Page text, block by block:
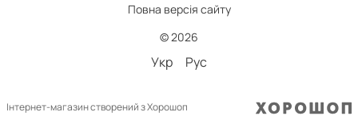
Повна версія сайту
© 2026
Укр Рус
Інтернет-магазин створений з Хорошоп